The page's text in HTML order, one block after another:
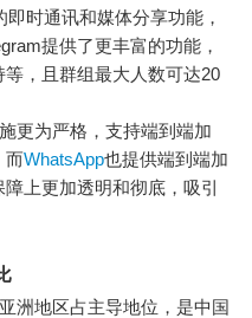
时通讯和媒体分享功能，
提供了更丰富的功能，
，且群组最大人数可达20
更为严格，支持端到端加
而WhatsApp也提供端到端加
上更加透明和彻底，吸引
洲地区占主导地位，是中国